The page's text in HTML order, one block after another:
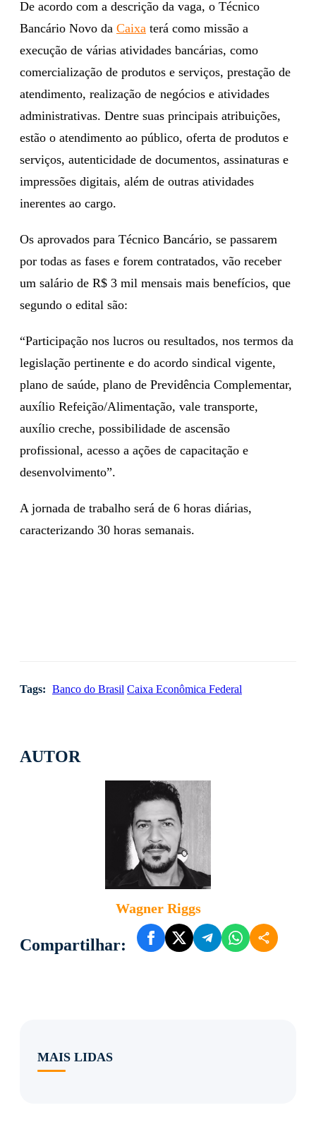
AUTOR
Wagner Riggs
Compartilhar:
De acordo com a descrição da vaga, o Técnico
Bancário Novo da Caixa terá como missão a
execução de várias atividades bancárias, como
comercialização de produtos e serviços, prestação de
atendimento, realização de negócios e atividades
administrativas. Dentre suas principais atribuições,
estão o atendimento ao público, oferta de produtos e
serviços, autenticidade de documentos, assinaturas e
impressões digitais, além de outras atividades
inerentes ao cargo.
Os aprovados para Técnico Bancário, se passarem
por todas as fases e forem contratados, vão receber
um salário de R$ 3 mil mensais mais benefícios, que
segundo o edital são:
“Participação nos lucros ou resultados, nos termos da
legislação pertinente e do acordo sindical vigente,
plano de saúde, plano de Previdência Complementar,
auxílio Refeição/Alimentação, vale transporte,
auxílio creche, possibilidade de ascensão
profissional, acesso a ações de capacitação e
desenvolvimento”.
A jornada de trabalho será de 6 horas diárias,
caracterizando 30 horas semanais.
Tags: Banco do Brasil Caixa Econômica Federal
MAIS LIDAS